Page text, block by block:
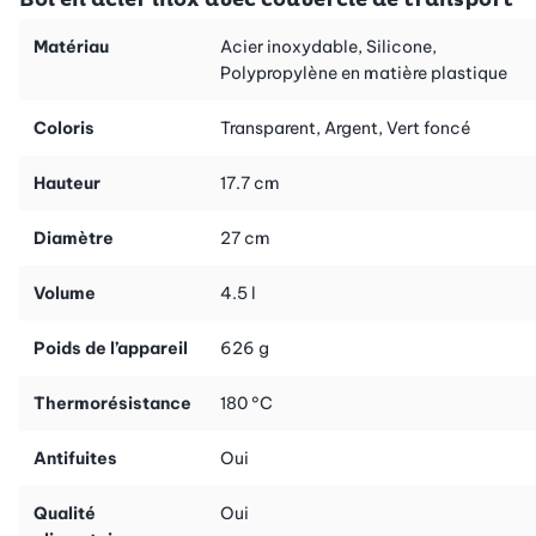
Le livre est accompagné d’un bol en acier inox de haute qualité
d’une capacité de 4,3 litres. Il est idéal pour la préparation et la
conservation des accompagnements, de salades ou de
marinades. Grâce à son couvercle à cliquet, pratique et
parfait pour le transport ou le réfrigérateur. Élégant et facile à
saveurs et fonctionnalité pour rendre votre prochaine grillade
Matériau
Acier inoxydable, Silicone,
Polypropylène en matière plastique
Coloris Transparent, Argent, Vert foncé
Hauteur 17.7 cm
Diamètre 27 cm
Volume 4.5 l
Poids de l’appareil 626 g
Thermorésistance 180 °C
Antifuites Oui
Qualité
Oui